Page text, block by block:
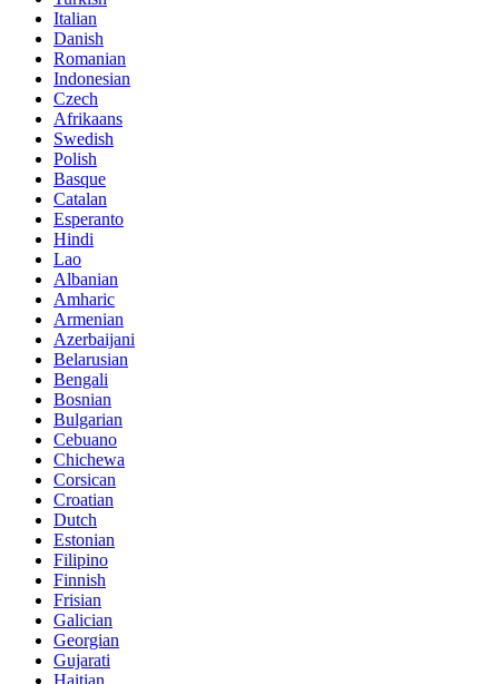
Italian
Danish
Romanian
Indonesian
Czech
Afrikaans
Swedish
Polish
Basque
Catalan
Esperanto
Hindi
Lao
Albanian
Amharic
Armenian
Azerbaijani
Belarusian
Bengali
Bosnian
Bulgarian
Cebuano
Chichewa
Corsican
Croatian
Dutch
Estonian
Filipino
Finnish
Frisian
Galician
Georgian
Gujarati